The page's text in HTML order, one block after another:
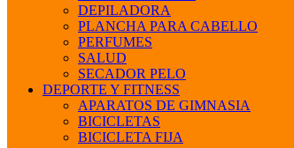
DEPILADORA
PLANCHA PARA CABELLO
PERFUMES
SALUD
SECADOR PELO
DEPORTE Y FITNESS
APARATOS DE GIMNASIA
BICICLETAS
BICICLETA FIJA